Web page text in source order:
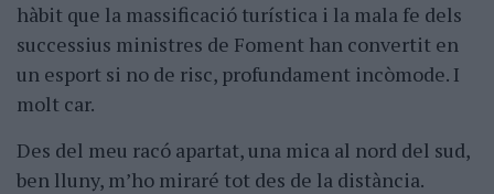
hàbit que la massificació turística i la mala fe dels
successius ministres de Foment han convertit en
un esport si no de risc, profundament incòmode. I
molt car.
Des del meu racó apartat, una mica al nord del sud,
ben lluny, m’ho miraré tot des de la distància.